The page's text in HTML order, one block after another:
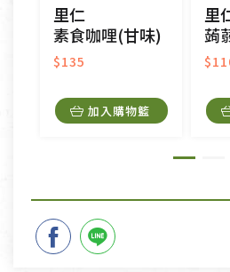
里仁
素食咖哩(甘味)
$135
加入購物籃
里
蒟